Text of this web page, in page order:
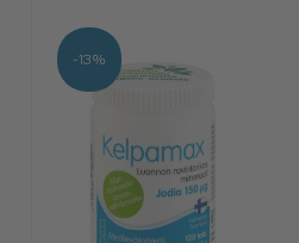
-13%